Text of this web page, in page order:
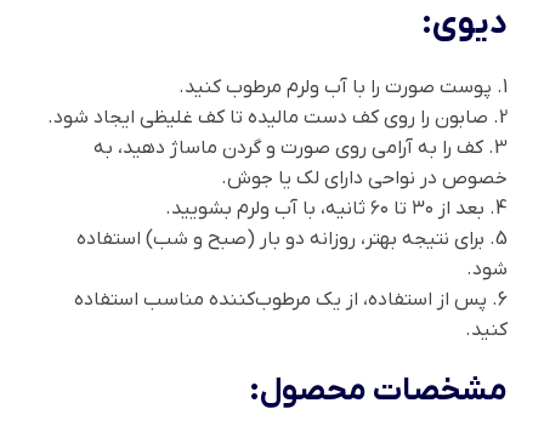
دیوی:
1. پوست صورت را با آب ولرم مرطوب کنید.
2. صابون را روی کف دست مالیده تا کف غلیظی ایجاد شود.
3. کف را به آرامی روی صورت و گردن ماساژ دهید، به‌
خصوص در نواحی دارای لک یا جوش.
4. بعد از ۳۰ تا ۶۰ ثانیه، با آب ولرم بشویید.
5. برای نتیجه بهتر، روزانه دو بار (صبح و شب) استفاده
شود.
6. پس از استفاده، از یک مرطوب‌کننده مناسب استفاده
کنید.
مشخصات محصول: